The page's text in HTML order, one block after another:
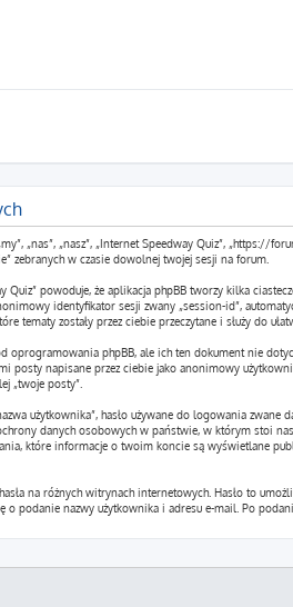
„nas”, „nasz”, „Internet Speedway Quiz”, „https://
zebranych w czasie dowolnej twojej sesji na forum.
powoduje, że aplikacja phpBB tworzy kilka
identyfikator sesji zwany „session-id”,
tematy zostały przez ciebie przeczytane i służy do
oprogramowania phpBB, ale ich ten dokument nie
napisane przez ciebie jako anonimowy
„twoje posty”.
użytkownika”, hasło używane do logowania
danych osobowych w państwie, w którym stoi
które informacje o twoim koncie są wyświetlane
na różnych witrynach internetowych. Hasło to
o podanie nazwy użytkownika i adresu e-mail. Po